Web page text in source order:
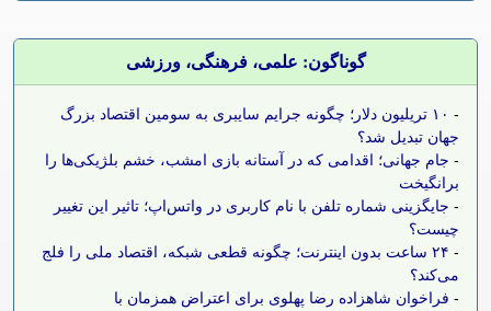
گوناگون: علمی، فرهنگی، ورزشی
-
۱۰ تریلیون دلار؛ چگونه جرایم سایبری به سومین اقتصاد بزرگ
جهان تبدیل شد؟
- جام جهانی؛ اقدامی که در آستانه بازی امشب، خشم بلژیکی‌ها را
برانگیخت
- جایگزینی شماره تلفن با نام کاربری در واتس‌اپ؛ تاثیر این تغییر
چیست؟
-
۲۴ ساعت بدون اینترنت؛ چگونه قطعی شبکه، اقتصاد ملی را فلج
می‌کند؟
- فراخوان شاهزاده رضا پهلوی برای اعتراض همزمان با